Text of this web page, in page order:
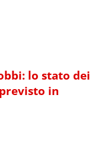
lo stato dei
in